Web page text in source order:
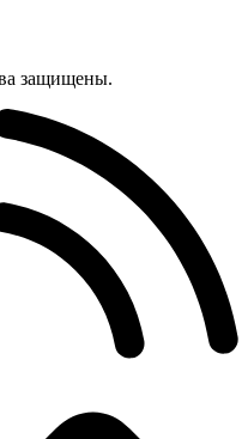
защищены.